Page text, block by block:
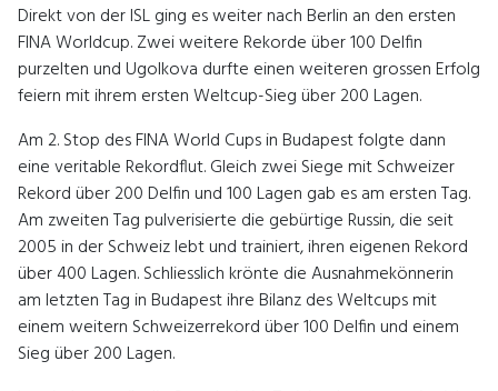
Direkt von der ISL ging es weiter nach Berlin an den ersten
FINA Worldcup. Zwei weitere Rekorde über 100 Delfin
purzelten und Ugolkova durfte einen weiteren grossen Erfolg
feiern mit ihrem ersten Weltcup-Sieg über 200 Lagen.
Am 2. Stop des FINA World Cups in Budapest folgte dann
eine veritable Rekordflut. Gleich zwei Siege mit Schweizer
Rekord über 200 Delfin und 100 Lagen gab es am ersten Tag.
Am zweiten Tag pulverisierte die gebürtige Russin, die seit
2005 in der Schweiz lebt und trainiert, ihren eigenen Rekord
über 400 Lagen. Schliesslich krönte die Ausnahmekönnerin
am letzten Tag in Budapest ihre Bilanz des Weltcups mit
einem weitern Schweizerrekord über 100 Delfin und einem
Sieg über 200 Lagen.